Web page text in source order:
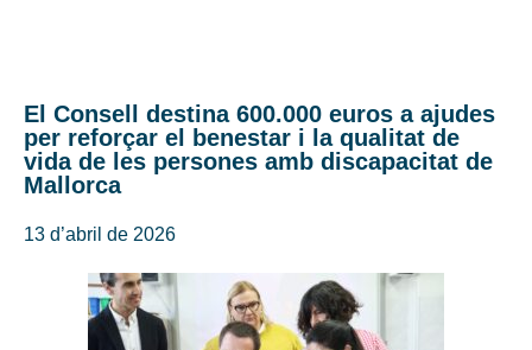
El Consell destina 600.000 euros a ajudes
per reforçar el benestar i la qualitat de
vida de les persones amb discapacitat de
Mallorca
13 d’abril de 2026